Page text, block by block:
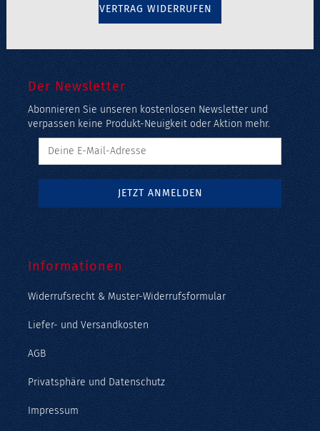
VERTRAG WIDERRUFEN
Der Newsletter
Abonnieren Sie unseren kostenlosen Newsletter und
verpassen keine Produkt-Neuigkeit oder Aktion mehr.
Informationen
Widerrufsrecht & Muster-Widerrufsformular
Liefer- und Versandkosten
AGB
Privatsphäre und Datenschutz
Impressum